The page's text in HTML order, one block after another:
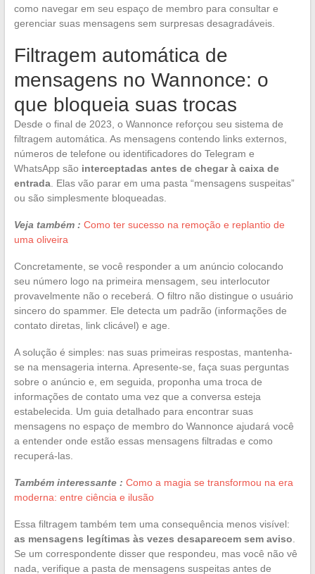
como navegar em seu espaço de membro para consultar e
gerenciar suas mensagens sem surpresas desagradáveis.
Filtragem automática de
mensagens no Wannonce: o
que bloqueia suas trocas
Desde o final de 2023, o Wannonce reforçou seu sistema de
filtragem automática. As mensagens contendo links externos,
números de telefone ou identificadores do Telegram e
WhatsApp são interceptadas antes de chegar à caixa de
entrada. Elas vão parar em uma pasta “mensagens suspeitas”
ou são simplesmente bloqueadas.
Veja também : Como ter sucesso na remoção e replantio de
uma oliveira
Concretamente, se você responder a um anúncio colocando
seu número logo na primeira mensagem, seu interlocutor
provavelmente não o receberá. O filtro não distingue o usuário
sincero do spammer. Ele detecta um padrão (informações de
contato diretas, link clicável) e age.
A solução é simples: nas suas primeiras respostas, mantenha-
se na mensageria interna. Apresente-se, faça suas perguntas
sobre o anúncio e, em seguida, proponha uma troca de
informações de contato uma vez que a conversa esteja
estabelecida. Um guia detalhado para encontrar suas
mensagens no espaço de membro do Wannonce ajudará você
a entender onde estão essas mensagens filtradas e como
recuperá-las.
Também interessante : Como a magia se transformou na era
moderna: entre ciência e ilusão
Essa filtragem também tem uma consequência menos visível:
as mensagens legítimas às vezes desaparecem sem aviso
Se um correspondente disser que respondeu, mas você não vê
nada, verifique a pasta de mensagens suspeitas antes de